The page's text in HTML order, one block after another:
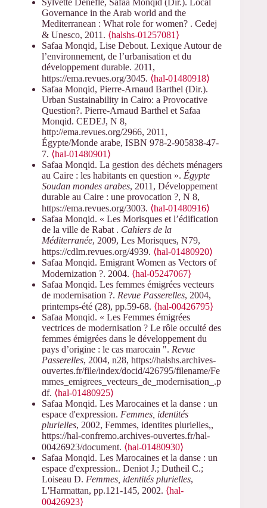
Sylvette Denèfle, Safaa Monqid (Dir.). Local
Governance in the Arab world and the
Mediterranean : What role for women? . Cedej
& Unesco, 2011. ⟨halshs-01257081⟩
Safaa Monqid, Lise Debout. Lexique Autour de
l’environnement, de l’urbanisation et du
développement durable. 2011,
https://ema.revues.org/3045. ⟨hal-01480918⟩
Safaa Monqid, Pierre-Arnaud Barthel (Dir.).
Urban Sustainability in Cairo: a Provocative
Question?. Pierre-Arnaud Barthel et Safaa
Monqid. CEDEJ, N 8,
http://ema.revues.org/2966, 2011,
Égypte/Monde arabe, ISBN 978-2-905838-47-
7. ⟨hal-01480901⟩
Safaa Monqid. La gestion des déchets ménagers
au Caire : les habitants en question ». Égypte
Soudan mondes arabes, 2011, Développement
durable au Caire : une provocation ?, N 8,
https://ema.revues.org/3003. ⟨hal-01480916⟩
Safaa Monqid. « Les Morisques et l’édification
de la ville de Rabat . Cahiers de la
Méditerranée, 2009, Les Morisques, N79,
https://cdlm.revues.org/4939. ⟨hal-01480920⟩
Safaa Monqid. Emigrant Women as Vectors of
Modernization ?. 2004. ⟨hal-05247067⟩
Safaa Monqid. Les femmes émigrées vecteurs
de modernisation ?. Revue Passerelles, 2004,
printemps-été (28), pp.59-68. ⟨hal-00426795⟩
Safaa Monqid. « Les Femmes émigrées
vectrices de modernisation ? Le rôle occulté des
femmes émigrées dans le développement du
pays d’origine : le cas marocain ". Revue
Passerelles, 2004, n28, https://halshs.archives-
ouvertes.fr/file/index/docid/426795/filename/Fe
mmes_emigrees_vecteurs_de_modernisation_.p
df. ⟨hal-01480925⟩
Safaa Monqid. Les Marocaines et la danse : un
espace d'expression. Femmes, identités
plurielles, 2002, Femmes, identites plurielles,,
https://hal-confremo.archives-ouvertes.fr/hal-
00426923/document. ⟨hal-01480930⟩
Safaa Monqid. Les Marocaines et la danse : un
espace d'expression.. Deniot J.; Dutheil C.;
Loiseau D. Femmes, identités plurielles,
L'Harmattan, pp.121-145, 2002. ⟨hal-
00426923⟩